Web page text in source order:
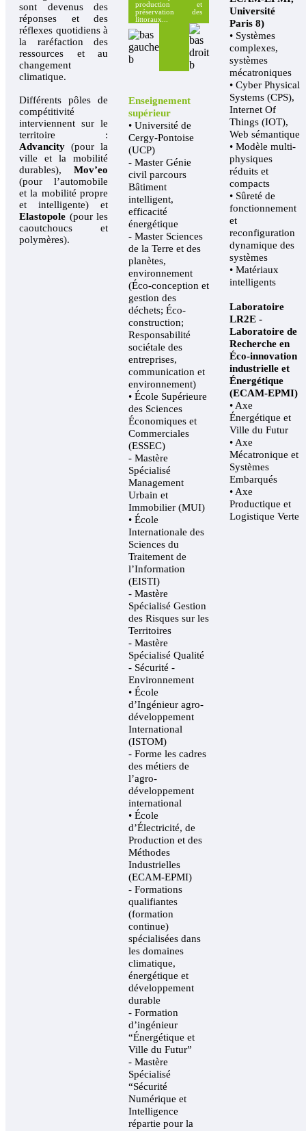
sont devenus des
réponses et des
réflexes quotidiens à
la raréfaction des
ressources et au
changement
climatique.
Différents pôles de
compétitivité
interviennent sur le
territoire :
Advancity (pour la
ville et la mobilité
durables), Mov’eo
(pour l’automobile
et la mobilité propre
et intelligente) et
Elastopole (pour les
caoutchoucs et
polymères).
production et
préservation des
littoraux...
Enseignement
supérieur
• Université de
Cergy-Pontoise
(UCP)
- Master Génie
civil parcours
Bâtiment
intelligent,
efficacité
énergétique
- Master Sciences
de la Terre et des
planètes,
environnement
(Éco-conception et
gestion des
déchets; Éco-
construction;
Responsabilité
sociétale des
entreprises,
communication et
environnement)
• École Supérieure
des Sciences
Économiques et
Commerciales
(ESSEC)
- Mastère
Spécialisé
Management
Urbain et
Immobilier (MUI)
• École
Internationale des
Sciences du
Traitement de
l’Information
(EISTI)
- Mastère
Spécialisé Gestion
des Risques sur les
Territoires
- Mastère
Spécialisé Qualité
- Sécurité -
Environnement
• École
d’Ingénieur agro-
développement
International
(ISTOM)
- Forme les cadres
des métiers de
l’agro-
développement
international
• École
d’Électricité, de
Production et des
Méthodes
Industrielles
(ECAM-EPMI)
- Formations
qualifiantes
(formation
continue)
spécialisées dans
les domaines
climatique,
énergétique et
développement
durable
- Formation
d’ingénieur
“Énergétique et
Ville du Futur”
- Mastère
Spécialisé
“Sécurité
Numérique et
Intelligence
répartie pour la
Université
Paris 8)
• Systèmes
complexes,
systèmes
mécatroniques
• Cyber Physical
Systems (CPS),
Internet Of
Things (IOT),
Web sémantique
• Modèle multi-
physiques
réduits et
compacts
• Sûreté de
fonctionnement
et
reconfiguration
dynamique des
systèmes
• Matériaux
intelligents
Laboratoire
LR2E -
Laboratoire de
Recherche en
Éco-innovation
industrielle et
Énergétique
(ECAM-EPMI)
• Axe
Énergétique et
Ville du Futur
• Axe
Mécatronique et
Systèmes
Embarqués
• Axe
Productique et
Logistique Verte